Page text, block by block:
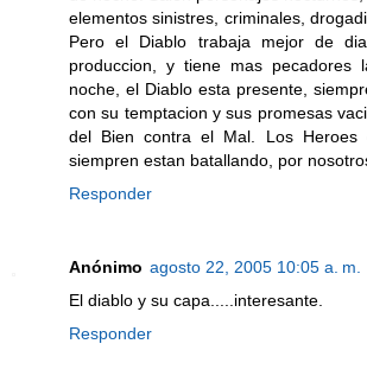
elementos sinistres, criminales,
Pero el Diablo trabaja mejor de
produccion, y tiene mas pecadores
noche, el Diablo esta presente,
con su temptacion y sus promesas
del Bien contra el Mal. Los Heroes
siempren estan batallando, por
Responder
Anónimo agosto 22, 2005 10:05 a. m.
El diablo y su capa.....interesante.
Responder